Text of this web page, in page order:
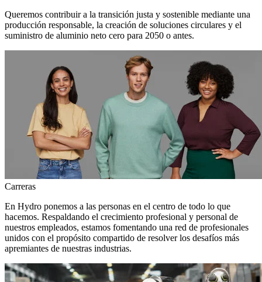
Queremos contribuir a la transición justa y sostenible mediante una
producción responsable, la creación de soluciones circulares y el
suministro de aluminio neto cero para 2050 o antes.
Carreras
En Hydro ponemos a las personas en el centro de todo lo que
hacemos. Respaldando el crecimiento profesional y personal de
nuestros empleados, estamos fomentando una red de profesionales
unidos con el propósito compartido de resolver los desafíos más
apremiantes de nuestras industrias.